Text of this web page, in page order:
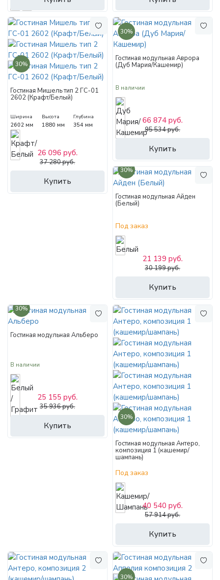
30%
Гостиная Мишель тип 2 ГС-01
2602 (Крафт/Белый)
Ширина
2602 мм
Высота
1880 мм
Глубина
354 мм
Купить
26 096 руб.
37 280 руб.
30%
Гостиная модульная Аврора
(Дуб Мария/Кашемир)
В наличии
Купить
66 874 руб.
95 534 руб.
30%
Гостиная модульная Айден
(Белый)
Под заказ
Купить
21 139 руб.
30 199 руб.
30%
Гостиная модульная Альберо
В наличии
Купить
25 155 руб.
35 936 руб.
30%
Гостиная модульная Антеро,
композиция 1 (кашемир/
шампань)
Под заказ
Купить
40 540 руб.
57 914 руб.
30%